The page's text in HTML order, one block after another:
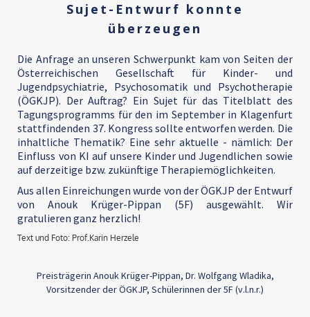
Sujet-Entwurf konnte
überzeugen
Die Anfrage an unseren Schwerpunkt kam von Seiten der
Österreichischen Gesellschaft für Kinder- und
Jugendpsychiatrie, Psychosomatik und Psychotherapie
(ÖGKJP). Der Auftrag? Ein Sujet für das Titelblatt des
Tagungsprogramms für den im September in Klagenfurt
stattfindenden 37. Kongress sollte entworfen werden. Die
inhaltliche Thematik? Eine sehr aktuelle - nämlich: Der
Einfluss von KI auf unsere Kinder und Jugendlichen sowie
auf derzeitige bzw. zukünftige Therapiemöglichkeiten.
Aus allen Einreichungen wurde von der ÖGKJP der Entwurf
von Anouk Krüger-Pippan (5F) ausgewählt. Wir
gratulieren ganz herzlich!
Text und Foto: Prof.Karin Herzele
Preisträgerin Anouk Krüger-Pippan, Dr. Wolfgang Wladika,
Vorsitzender der ÖGKJP, Schülerinnen der 5F (v.l.n.r.)